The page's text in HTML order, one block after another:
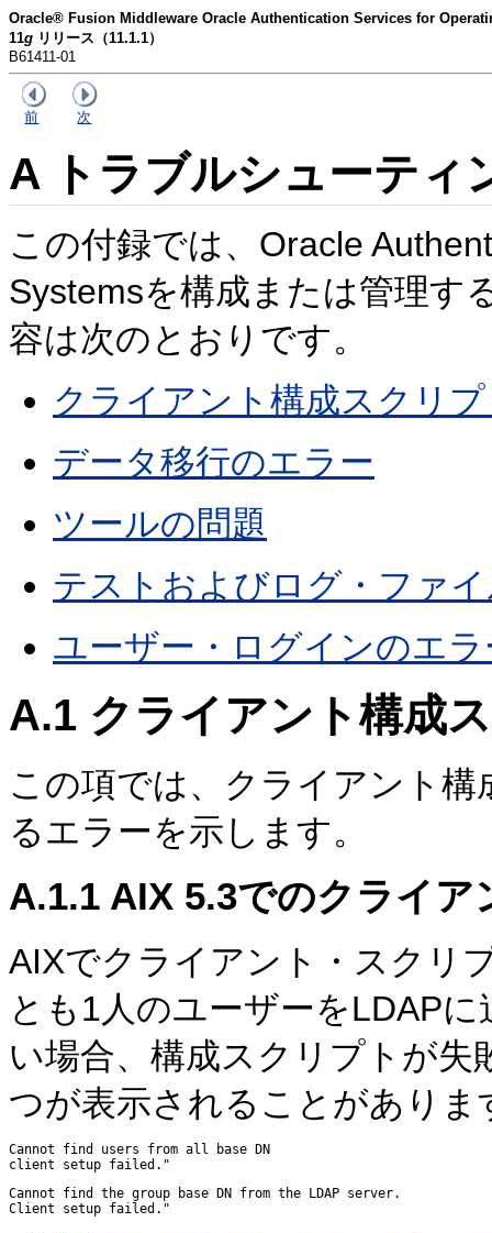
Oracle® Fusion Middleware Oracle Authentication Services for
11g リリース（11.1.1）
B61411-01
前 次
A トラブルシューティ
この付録では、Oracle
Systemsを構成または管理す
容は次のとおりです。
クライアント構成スクリ
データ移行のエラー
ツールの問題
テストおよびログ・ファ
ユーザー・ログインのエラ
A.1 クライアント構成
この項では、クライアント
るエラーを示します。
A.1.1 AIX 5.3でのクライア
AIXでクライアント・スクリ
とも1人のユーザーをLDAP
い場合、構成スクリプトが
つが表示されることがありま
Cannot find users from all base DN
Cannot find the group base DN from the LDAP server.